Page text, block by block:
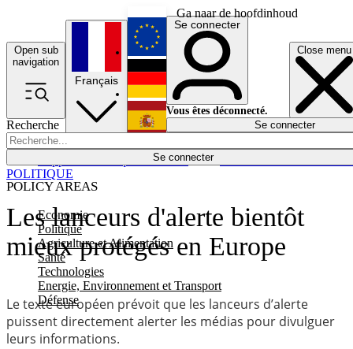
Ga naar de hoofdinhoud
Open sub
navigation
Close menu
Recherche
Se connecter
POLICY AREAS
Economie
Politique
Agriculture et Alimentation
Santé
Technologies
Energie, Environnement et Transport
Défense
Économie
Français
English
Deutsch
Español
Se connecter
Vous êtes déconnecté.
Se connecter
Les lanceurs d'alerte bientôt
mieux protégés en Europe
Le texte européen prévoit que les lanceurs d’alerte
puissent directement alerter les médias pour divulguer
leurs informations.
POLITIQUE